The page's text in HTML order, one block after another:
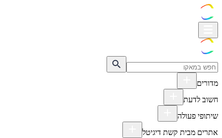
מדורים
חשוב לדעת
שיתופי פעולה
אתרים מבית קשת דיגיטל